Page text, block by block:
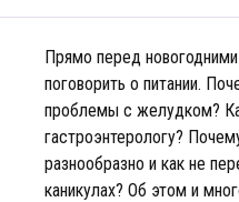
Прямо перед
поговорить о питании.
проблемы с желудком?
гастроэнтерологу?
разнообразно и как не
каникулах? Об этом и